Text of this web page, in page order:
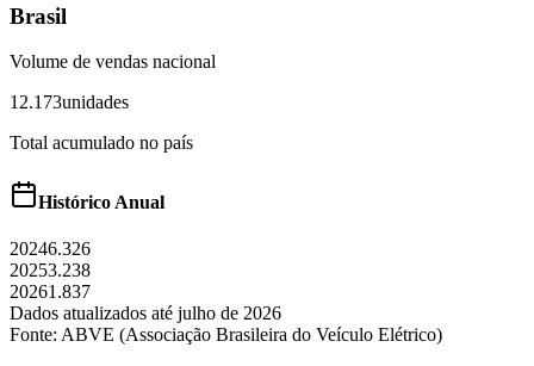
Brasil
Volume de vendas nacional
12.173unidades
Total acumulado no país
Histórico Anual
20246.326
20253.238
20261.837
Dados atualizados até julho de 2026
Fonte: ABVE (Associação Brasileira do Veículo Elétrico)